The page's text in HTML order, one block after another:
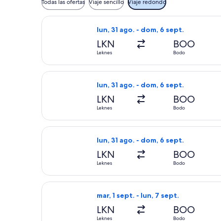
Todas las ofertas Viaje sencillo Viaje redondo
lun, 31 ago. - dom, 6 sept.
LKN
Leknes
BOO
Bodo
Seleccionar vuelo de Widerøe, con
lun, 31 ago. - dom, 6 sept.
LKN
Leknes
BOO
Bodo
Seleccionar vuelo de Widerøe, con
lun, 31 ago. - dom, 6 sept.
LKN
Leknes
BOO
Bodo
Seleccionar vuelo de Widerøe, con
mar, 1 sept. - lun, 7 sept.
LKN
Leknes
BOO
Bodo
Seleccionar vuelo de Widerøe, con